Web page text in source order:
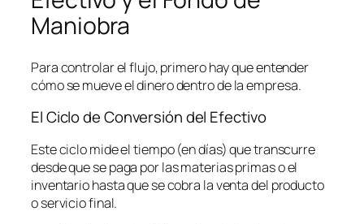
Maniobra
Para controlar el flujo, primero hay que entender
cómo se mueve el dinero dentro de la empresa.
El Ciclo de Conversión del Efectivo
Este ciclo mide el tiempo (en días) que transcurre
desde que se paga por las materias primas o el
inventario hasta que se cobra la venta del producto
o servicio final.